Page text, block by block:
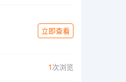
立即查看
1次浏览